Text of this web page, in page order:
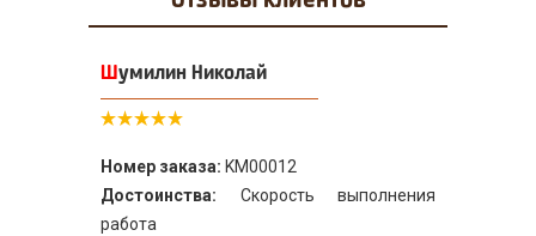
Шумилин Николай
Номер заказа: KM00012
Достоинства: Скорость выполнения
работа